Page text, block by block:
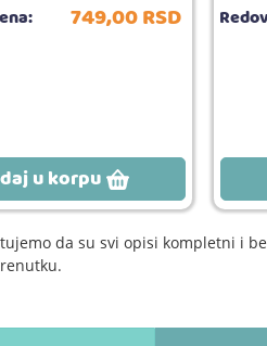
749,00RSD
u korpu
da su svi opisi kompletni i